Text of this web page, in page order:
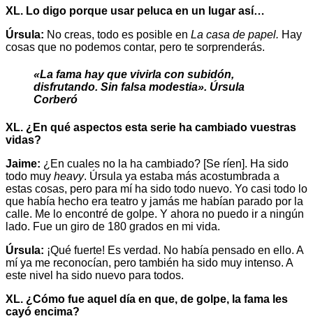
XL. Lo digo porque usar peluca en un lugar así…
Úrsula: No creas, todo es posible en La casa de papel. Hay
cosas que no podemos contar, pero te sorprenderás.
«La fama hay que vivirla con subidón,
disfrutando. Sin falsa modestia». Úrsula
Corberó
XL. ¿En qué aspectos esta serie ha cambiado vuestras
vidas?
Jaime: ¿En cuales no la ha cambiado? [Se ríen]. Ha sido
todo muy heavy. Úrsula ya estaba más acostumbrada a
estas cosas, pero para mí ha sido todo nuevo. Yo casi todo lo
que había hecho era teatro y jamás me habían parado por la
calle. Me lo encontré de golpe. Y ahora no puedo ir a ningún
lado. Fue un giro de 180 grados en mi vida.
Úrsula: ¡Qué fuerte! Es verdad. No había pensado en ello. A
mí ya me reconocían, pero también ha sido muy intenso. A
este nivel ha sido nuevo para todos.
XL. ¿Cómo fue aquel día en que, de golpe, la fama les
cayó encima?